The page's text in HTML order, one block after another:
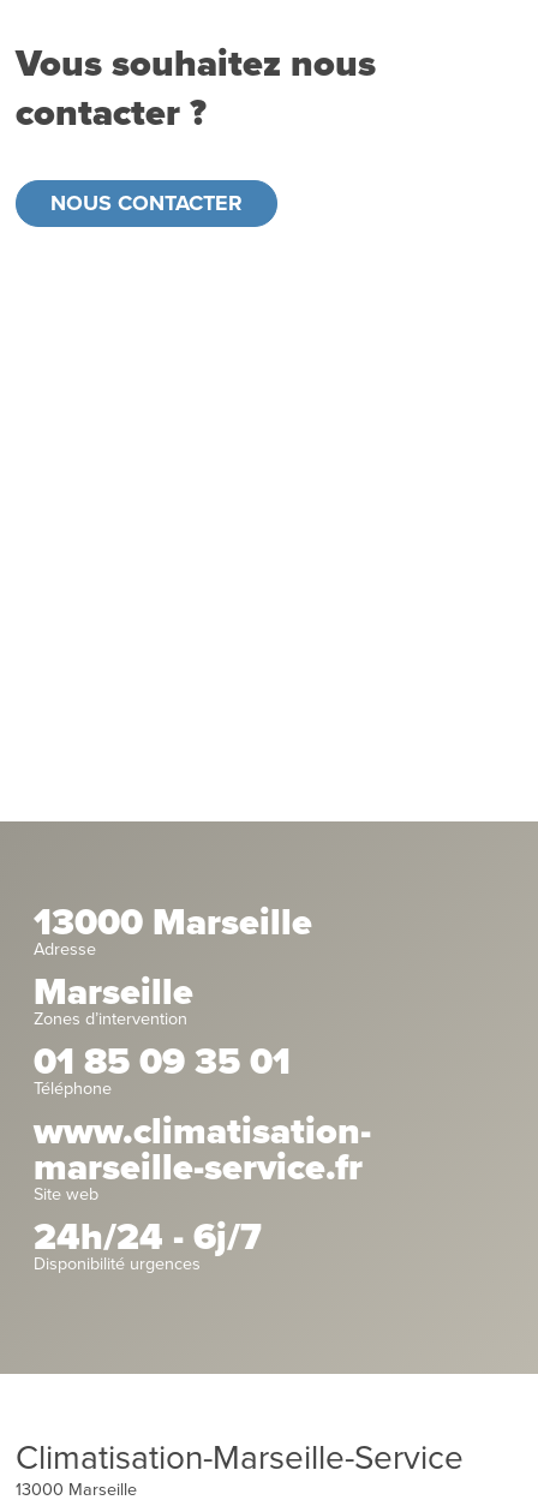
Vous souhaitez nous
contacter ?
NOUS CONTACTER
13000 Marseille
Adresse
Marseille
Zones d’intervention
01 85 09 35 01
Téléphone
www.climatisation-
marseille-service.fr
Site web
24h/24 - 6j/7
Disponibilité urgences
Climatisation-Marseille-Service
13000 Marseille